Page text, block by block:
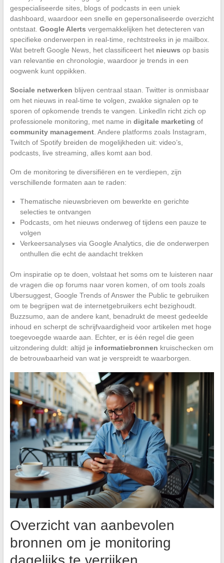
gespecialiseerde sites, blogs of podcasts in een uniek
dashboard, waardoor een snelle en gepersonaliseerde overzicht
ontstaat. Google Alerts vergemakkelijken het detecteren van
specifieke onderwerpen in real-time, rechtstreeks in je mailbox.
Wat betreft Google News, het classificeert het nieuws op basis
van relevantie en chronologie, waardoor je trends in een
oogwenk kunt oppikken.
Sociale netwerken blijven centraal staan. Twitter is onmisbaar
om het nieuws in real-time te volgen, zwakke signalen op te
sporen of opkomende trends te vangen. LinkedIn richt zich op
professionele monitoring, met name in digitale marketing of
community management. Andere platforms zoals Instagram,
Twitch of Spotify breiden de mogelijkheden uit: video’s,
podcasts, live streaming, alles komt aan bod.
Om de monitoring te diversifiëren en te verdiepen, zijn
verschillende formaten aan te raden:
Thematische nieuwsbrieven om bewerkte en gerichte
selecties te ontvangen
Podcasts, om het nieuws onderweg of tijdens een pauze te
volgen
Verkeersanalyses via Google Analytics, die de onderwerpen
onthullen die echt de aandacht trekken
Om inspiratie op te doen, volstaat het soms om te luisteren naar
de vragen die op forums naar voren komen, of om tools zoals
Ubersuggest, Google Trends of Answer the Public te gebruiken
om te begrijpen wat de internetgebruikers echt bezighoudt.
Buzzsumo, aan de andere kant, benadrukt de meest gedeelde
inhoud en scherpt de schrijfvaardigheid voor artikelen met hoge
toegevoegde waarde aan. Echter, er is één regel die geen
uitzondering duldt: altijd je informatiebronnen kruischecken om
de betrouwbaarheid van wat je verspreidt te waarborgen.
Overzicht van aanbevolen
bronnen om je monitoring